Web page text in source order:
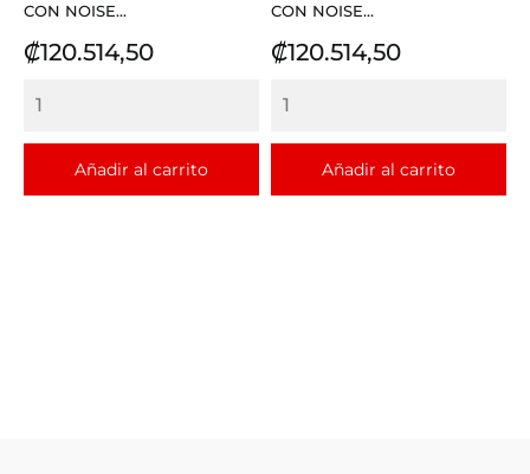
CON NOISE...
Precio
₡120.514,50
Añadir al carrito
CON NOISE...
Precio
₡120.514,50
Añadir al carrito